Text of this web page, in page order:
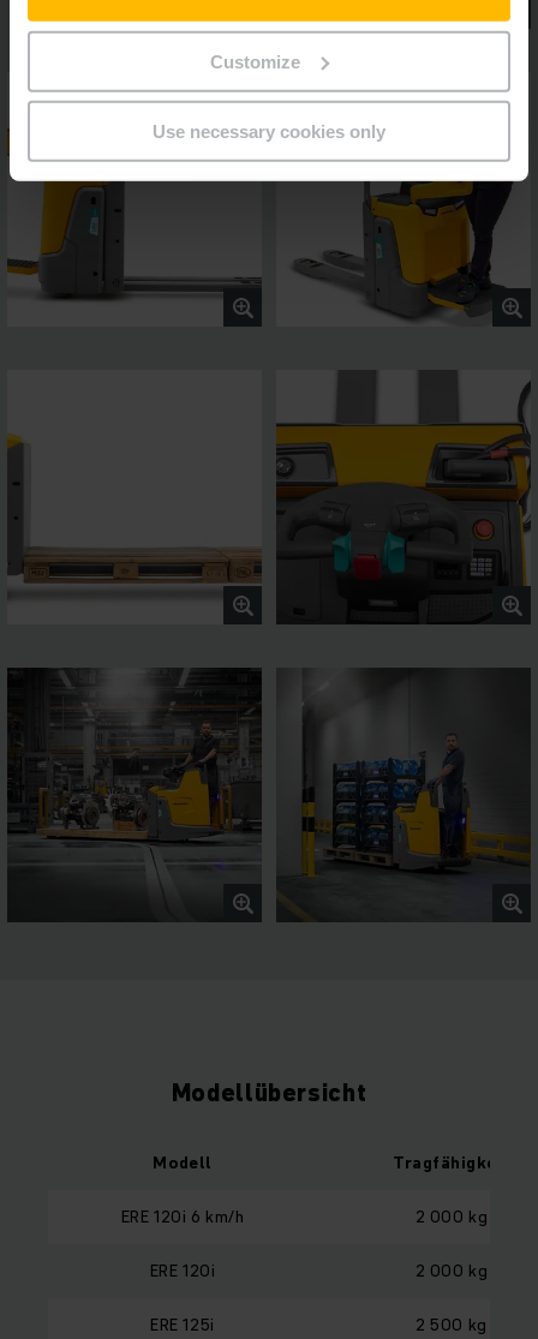
Customize
Use necessary cookies only
Modellübersicht
Modell Tragfähigkeit
ERE 120i 6 km/h 2 000 kg
ERE 120i 2 000 kg
ERE 125i 2 500 kg